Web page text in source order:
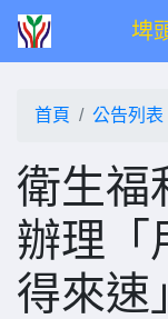
埤
首頁 公告列表
衛生福
辦理「
得來速